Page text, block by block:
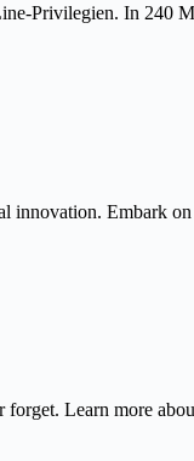
Privilegien. In 240
innovation. Embark
Learn more